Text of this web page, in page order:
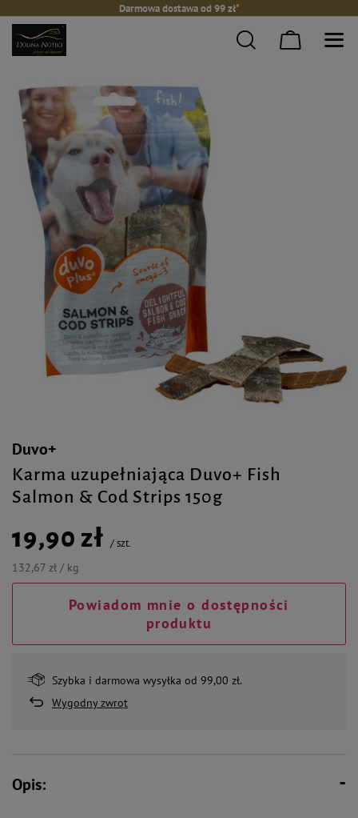
Darmowa dostawa od 99 zł*
Duvo+
Karma uzupełniająca Duvo+ Fish
Salmon & Cod Strips 150g
19,90 zł /szt.
132,67 zł / kg
Powiadom mnie o dostępności
produktu
Szybka i darmowa wysyłka od 99,00 zł.
Wygodny zwrot
Opis: